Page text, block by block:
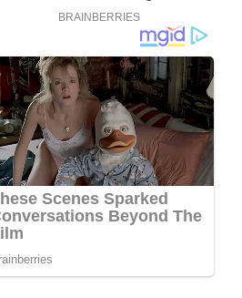
KËSHILLA & IDE
Rreziqet dhe Problemet që
Vijnë Nga Akulloret e
Vjetëruara
AGROWEB 10 QERSHOR, 2025